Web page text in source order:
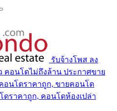
รับจ้างโพส ลง
คอนโดไม่ถึงล้าน ประกาศขาย
อนโดราคาถูก, ขายคอนโด
ดราคาถูก, คอนโดห้องเปล่า